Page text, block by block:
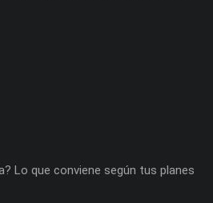
Lo que conviene según tus planes